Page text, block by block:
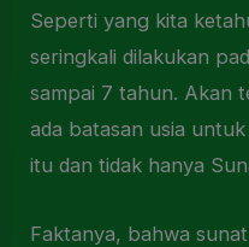
Seperti yang kita
seringkali dilakukan
sampai 7 tahun. Akan
ada batasan usia
itu dan tidak hanya
Faktanya, bahwa